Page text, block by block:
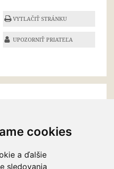
cookies
a ďalšie
sledovania
VYTLAČIŤ STRÁNKU
UPOZORNIŤ PRIATEĽA
RÝCHLE MENU
Ako balíme Vaše šperky
Kontaktujte nás